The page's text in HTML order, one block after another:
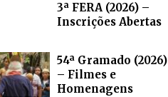
3ª FERA (2026) –
Inscrições Abertas
54ª Gramado (2026)
– Filmes e
Homenagens